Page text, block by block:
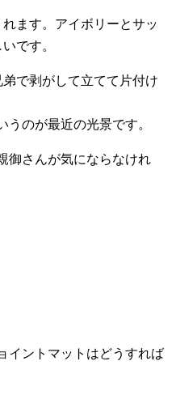
ます。アイボリーとサッ
です。
で剥がして立てて片付け
のが最近の光景です。
御さんが気にならなけれ
イントマットはどうすれば